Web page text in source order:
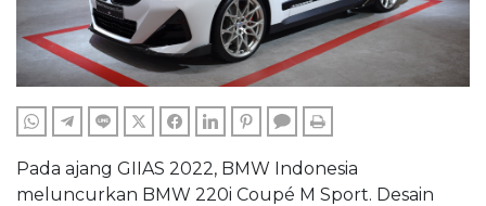
WHATSAPPTELEGRAM
LINE TWITTERFACEBOOKLINKEDINPINTERESTCOMMENTS
Pada ajang GIIAS 2022, BMW Indonesia
meluncurkan BMW 220i Coupé M Sport. Desain